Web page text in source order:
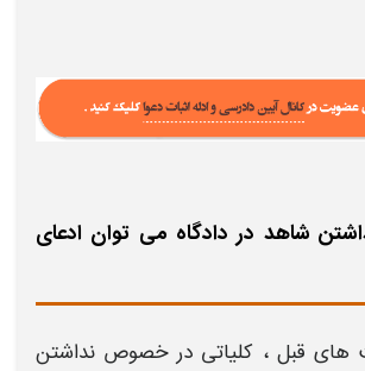
شاهد در دادگاه می توان ادعای
های قبل ، کلیاتی در خصوص نداشتن